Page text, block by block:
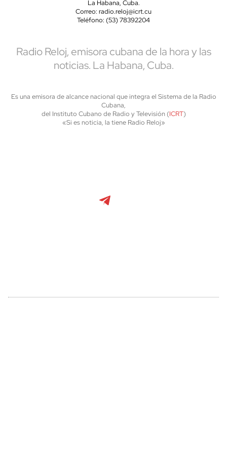
La Habana, Cuba.
Correo: radio.reloj@icrt.cu
Teléfono: (53) 78392204
Radio Reloj, emisora cubana de la hora y las
noticias. La Habana, Cuba.
Es una emisora de alcance nacional que integra el Sistema de la Radio
Cubana,
del Instituto Cubano de Radio y Televisión (ICRT)
«Si es noticia, la tiene Radio Reloj»